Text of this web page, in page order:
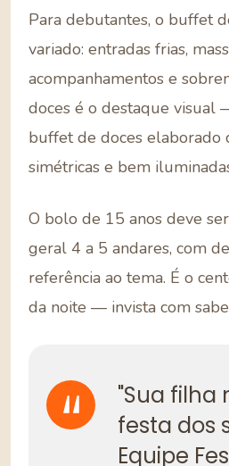
Para debutantes, o buffet
variado: entradas frias,
acompanhamentos e
doces é o destaque visual
buffet de doces elaborado
simétricas e bem
O bolo de 15 anos deve
geral 4 a 5 andares, com
referência ao tema. É o
da noite — invista com
"Sua filha
festa dos
Equipe